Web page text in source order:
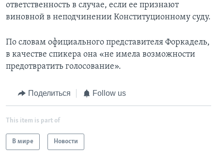
ответственность в случае, если ее признают
виновной в неподчинении Конституционному суду.
По словам официального представителя Форкадель,
в качестве спикера она «не имела возможности
предотвратить голосование».
Поделиться Follow us
This item is part of
В мире Новости